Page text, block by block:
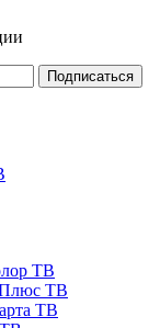
Подписаться
ТВ
ТВ
ТВ